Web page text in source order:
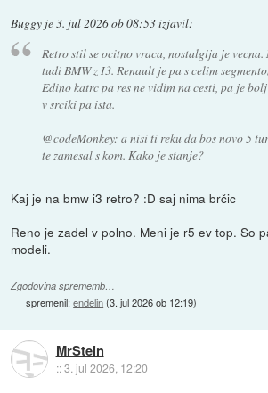
Buggy je3. jul 2026 ob 08:53izjavil:
Retro stil se ocitno vraca, nostalgija je
tudi BMW z I3. Renault je pa s celim
Edino katrc pa res ne vidim na cesti, pa je
v srciki pa ista.
@codeMonkey: a nisi ti reku da bos novo 5
te zamesal s kom. Kako je stanje?
Kaj je na bmw i3 retro? :D saj nima brčic
Reno je zadel v polno. Meni je r5 ev top. So
modeli.
Zgodovina sprememb…
spremenil:endelin(3. jul 2026 ob 12:19)
MrStein
::3. jul 2026, 12:20